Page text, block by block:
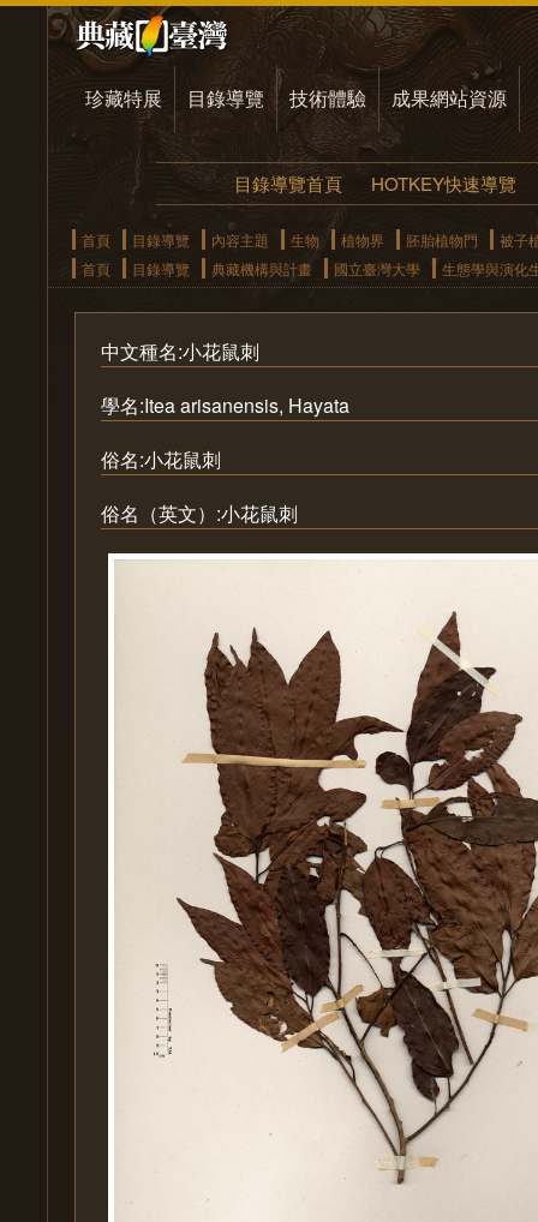
珍藏特展 目錄導覽 技術體驗 成果網站資源
目錄導覽首頁 HOTKEY快速導覽
首頁 目錄導覽 內容主題 生物 植物界 胚胎植物門
被子
首頁
目錄導覽 典藏機構與計畫 國立臺灣大學 生態學與演化
中文種名:小花鼠刺
學名:Itea arisanensis, Hayata
俗名:小花鼠刺
俗名（英文）:小花鼠刺